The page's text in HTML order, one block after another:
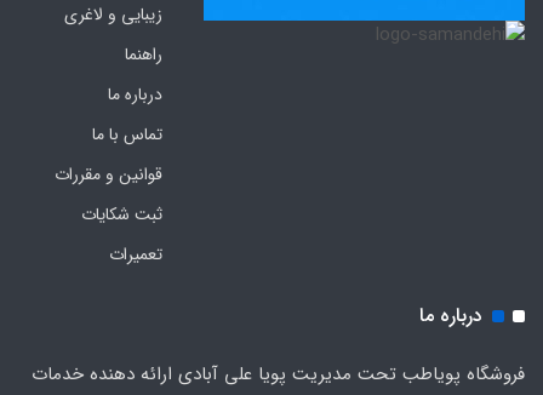
زیبایی و لاغری
راهنما
درباره ما
تماس با ما
قوانین و مقررات
ثبت شکایات
تعمیرات
درباره ما
فروشگاه پویاطب تحت مدیریت پویا علی آبادی ارائه دهنده خدمات